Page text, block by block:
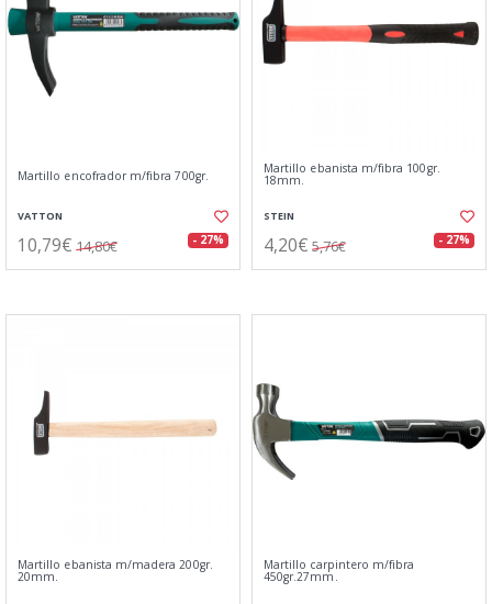
Martillo encofrador m/fibra 700gr.
VATTON
10,79€ 14,80€ - 27%
Martillo ebanista m/fibra 100gr.
18mm.
STEIN
4,20€ 5,76€ - 27%
Martillo ebanista m/madera 200gr.
20mm.
Martillo carpintero m/fibra
450gr.27mm.